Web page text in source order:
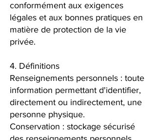
conformément aux exigences
légales et aux bonnes pratiques en
matière de protection de la vie
privée.
4. Définitions
Renseignements personnels : toute
information permettant d'identifier,
directement ou indirectement, une
personne physique.
Conservation : stockage sécurisé